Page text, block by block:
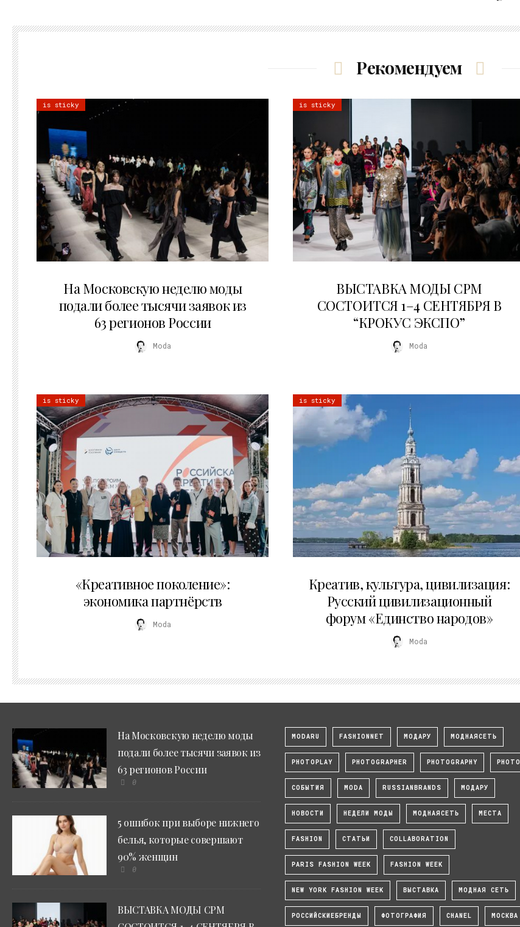
Рекомендуем
is sticky
На Московскую неделю моды
подали более тысячи заявок из
63 регионов России
Moda
is sticky
ВЫСТАВКА МОДЫ CPM
СОСТОИТСЯ 1–4 СЕНТЯБРЯ В
“КРОКУС ЭКСПО”
Moda
is sticky
«Креативное поколение»:
экономика партнёрств
Moda
is sticky
Креатив, культура, цивилизация:
Русский цивилизационный
форум «Единство народов»
Moda
На Московскую неделю моды
подали более тысячи заявок из
63 регионов России
0
5 ошибок при выборе нижнего
белья, которые совершают
90% женщин
0
ВЫСТАВКА МОДЫ CPM
MODARU FASHIONNET МОДАРУ МОДНАЯСЕТЬ
PHOTOPLAY PHOTOGRAPHER PHOTOGRAPHY PHOTO
СОБЫТИЯ MODA RUSSIANBRANDS МОДАРУ
НОВОСТИ НЕДЕЛИ МОДЫ МОДНАЯСЕТЬ МЕСТА
FASHION СТАТЬИ COLLABORATION
PARIS FASHION WEEK FASHION WEEK
NEW YORK FASHION WEEK ВЫСТАВКА МОДНАЯ СЕТЬ
РОССИЙСКИЕБРЕНДЫ ФОТОГРАФИЯ CHANEL МОСКВА